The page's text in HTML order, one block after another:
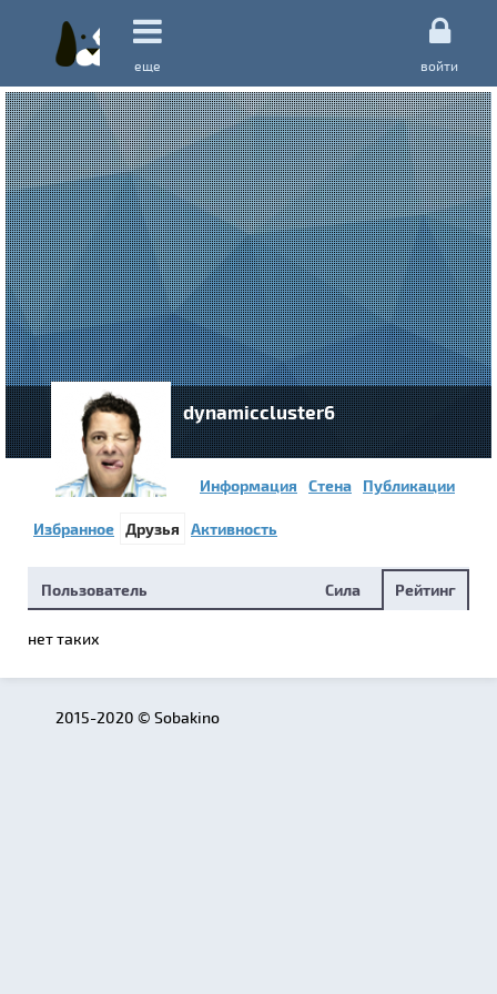
еще войти
dynamiccluster6
Информация Стена Публикации
Избранное Друзья Активность
Пользователь Сила Рейтинг
нет таких
2015-2020 © Sobakino